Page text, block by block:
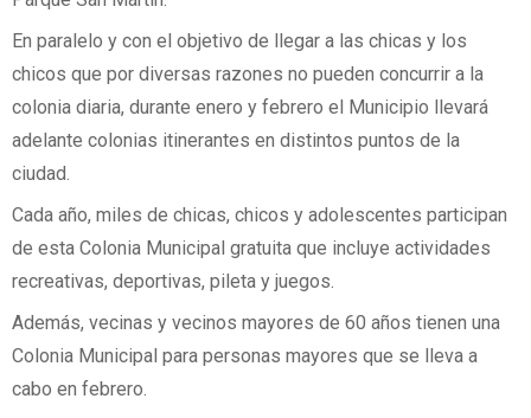
En paralelo y con el objetivo de llegar a las chicas y los
chicos que por diversas razones no pueden concurrir a la
colonia diaria, durante enero y febrero el Municipio llevará
adelante colonias itinerantes en distintos puntos de la
ciudad.
Cada año, miles de chicas, chicos y adolescentes participan
de esta Colonia Municipal gratuita que incluye actividades
recreativas, deportivas, pileta y juegos.
Además, vecinas y vecinos mayores de 60 años tienen una
Colonia Municipal para personas mayores que se lleva a
cabo en febrero.